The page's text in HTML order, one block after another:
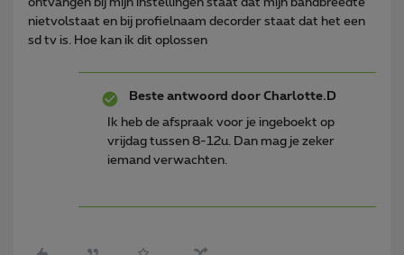
nietvolstaat en bij profielnaam decorder staat dat het een
sd tv is. Hoe kan ik dit oplossen
Beste antwoord door Charlotte.D
Ik heb de afspraak voor je ingeboekt op
vrijdag tussen 8-12u. Dan mag je zeker
iemand verwachten.